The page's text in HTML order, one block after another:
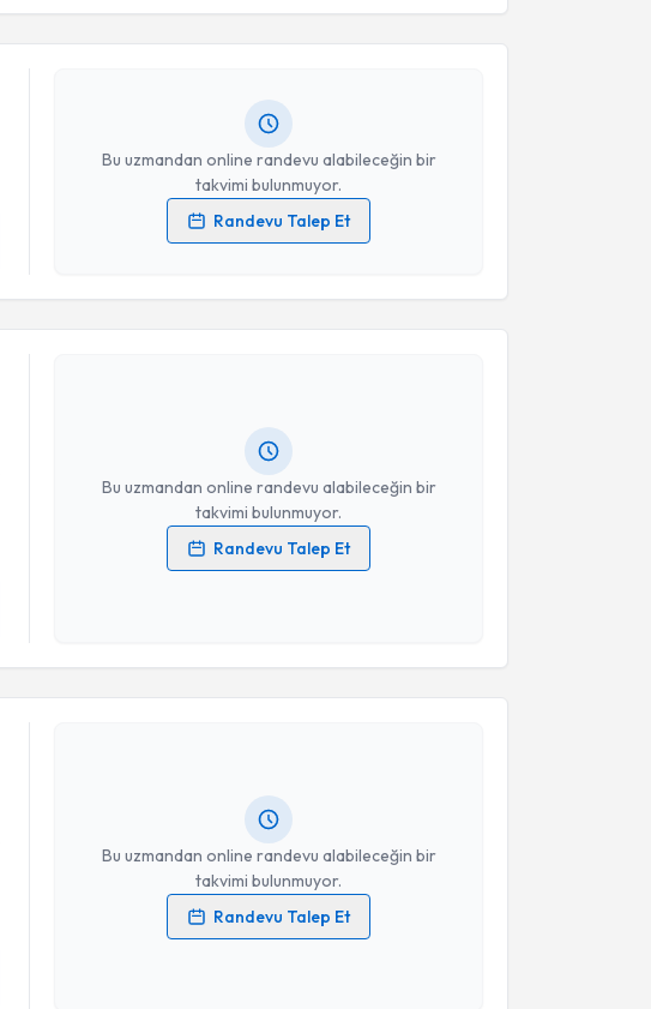
Takvim Talebini Gönder
Bu uzmandan online randevu alabileceğin bir
takvimi bulunmuyor.
Randevu Talep Et
Kişisel verilerimin işlenmesine ilişkinAydınlatma Metni
işlenmesini kabul ediyorum.
Bu uzmandan online randevu alabileceğin bir
takvimi bulunmuyor.
Randevu Talep Et
Randevu Takvimi Talebi
Prof. Dr. Mustafa Feridun Koşar
Kişisel verilerimin işlenmesine ilişkinAydınlatma Metni
Takvim Talebini Gönder
Bu uzmandan online randevu alabileceğin bir
takvimi bulunmuyor.
Randevu Talep Et
Randevu Takvimi Talebi
Prof. Dr. Mehmet Vedat Koca
Kişisel verilerimin işlenmesine ilişkinAydınlatma Metni